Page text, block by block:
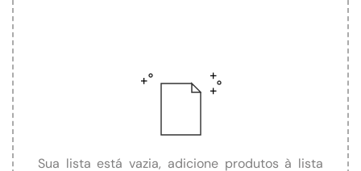
Sua lista está vazia, adicione produtos à lista